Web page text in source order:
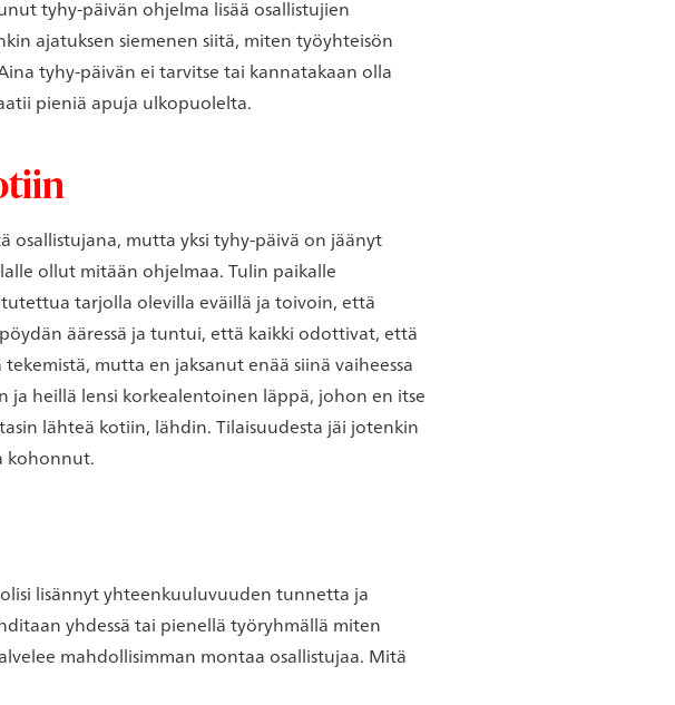
tyhy-päivän ohjelma lisää osallistujien
ajatuksen siemenen siitä, miten työyhteisön
tyhy-päivän ei tarvitse tai kannatakaan olla
pieniä apuja ulkopuolelta.
osallistujana, mutta yksi tyhy-päivä on jäänyt
ollut mitään ohjelmaa. Tulin paikalle
tarjolla olevilla eväillä ja toivoin, että
ääressä ja tuntui, että kaikki odottivat, että
mutta en jaksanut enää siinä vaiheessa
ja heillä lensi korkealentoinen läppä, johon en itse
lähteä kotiin, lähdin. Tilaisuudesta jäi jotenkin
kohonnut.
lisännyt yhteenkuuluvuuden tunnetta ja
yhdessä tai pienellä työryhmällä miten
mahdollisimman montaa osallistujaa. Mitä